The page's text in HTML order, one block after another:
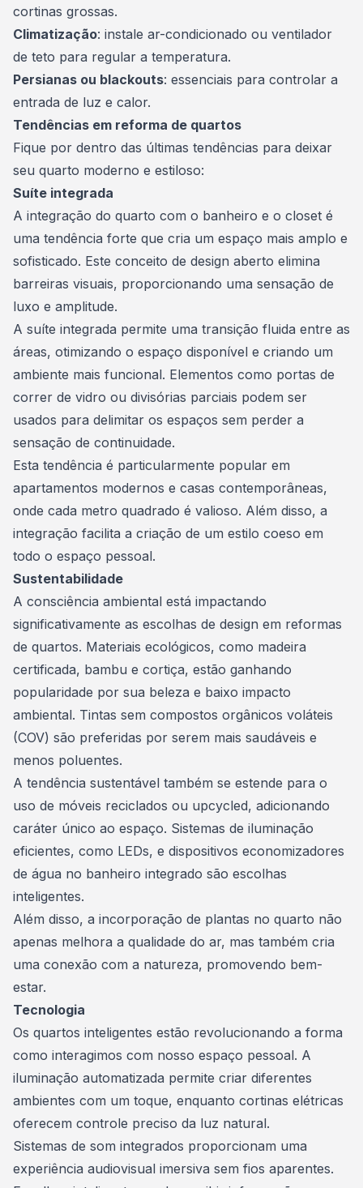
cortinas grossas.
Climatização: instale ar-condicionado ou ventilador
de teto para regular a temperatura.
Persianas ou blackouts: essenciais para controlar a
entrada de luz e calor.
Tendências em reforma de quartos
Fique por dentro das últimas tendências para deixar
seu quarto moderno e estiloso:
Suíte integrada
A integração do quarto com o banheiro e o closet é
uma tendência forte que cria um espaço mais amplo e
sofisticado. Este conceito de design aberto elimina
barreiras visuais, proporcionando uma sensação de
luxo e amplitude.
A suíte integrada permite uma transição fluida entre as
áreas, otimizando o espaço disponível e criando um
ambiente mais funcional. Elementos como portas de
correr de vidro ou divisórias parciais podem ser
usados para delimitar os espaços sem perder a
sensação de continuidade.
Esta tendência é particularmente popular em
apartamentos modernos e casas contemporâneas,
onde cada metro quadrado é valioso. Além disso, a
integração facilita a criação de um estilo coeso em
todo o espaço pessoal.
Sustentabilidade
A consciência ambiental está impactando
significativamente as escolhas de design em reformas
de quartos. Materiais ecológicos, como madeira
certificada, bambu e cortiça, estão ganhando
popularidade por sua beleza e baixo impacto
ambiental. Tintas sem compostos orgânicos voláteis
(COV) são preferidas por serem mais saudáveis e
menos poluentes.
A tendência sustentável também se estende para o
uso de móveis reciclados ou upcycled, adicionando
caráter único ao espaço. Sistemas de iluminação
eficientes, como LEDs, e dispositivos economizadores
de água no banheiro integrado são escolhas
inteligentes.
Além disso, a incorporação de plantas no quarto não
apenas melhora a qualidade do ar, mas também cria
uma conexão com a natureza, promovendo bem-
estar.
Tecnologia
Os quartos inteligentes estão revolucionando a forma
como interagimos com nosso espaço pessoal. A
iluminação automatizada permite criar diferentes
ambientes com um toque, enquanto cortinas elétricas
oferecem controle preciso da luz natural.
Sistemas de som integrados proporcionam uma
experiência audiovisual imersiva sem fios aparentes.